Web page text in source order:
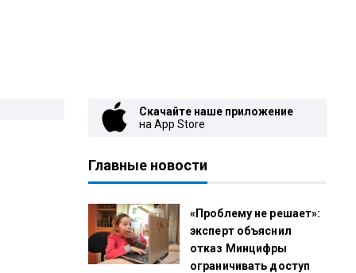
Скачайте наше приложение
на App Store
Главные новости
«Проблему не решает»:
эксперт объяснил
отказ Минцифры
ограничивать доступ